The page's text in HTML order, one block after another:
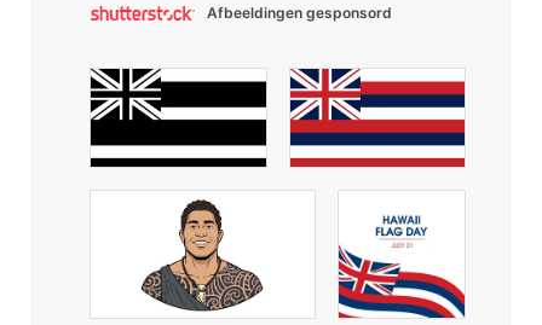
Afbeeldingen gesponsord